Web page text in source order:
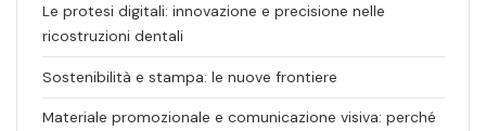
Le protesi digitali: innovazione e precisione nelle
ricostruzioni dentali
Sostenibilità e stampa: le nuove frontiere
Materiale promozionale e comunicazione visiva: perché